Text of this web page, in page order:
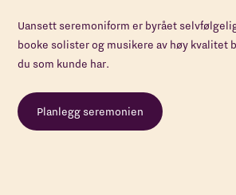
Uansett seremoniform er byrået
booke solister og musikere av høy kvalitet
du som kunde har.
Planlegg seremonien